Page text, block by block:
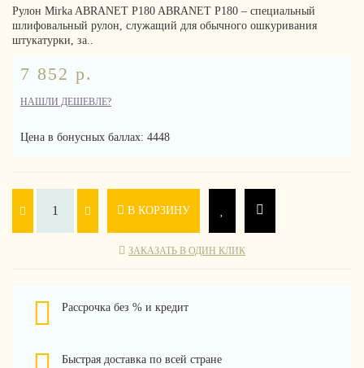
Рулон Mirka ABRANET P180 ABRANET P180 – специальный
шлифовальный рулон, служащий для обычного ошкуривания
штукатурки, за..
7 852 р.
НАШЛИ ДЕШЕВЛЕ?
Цена в бонусных баллах: 4448
В КОРЗИНУ
ЗАКАЗАТЬ В ОДИН КЛИК
Рассрочка без % и кредит
Быстрая доставка по всей стране